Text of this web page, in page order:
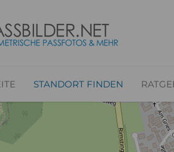
STANDORT FINDEN